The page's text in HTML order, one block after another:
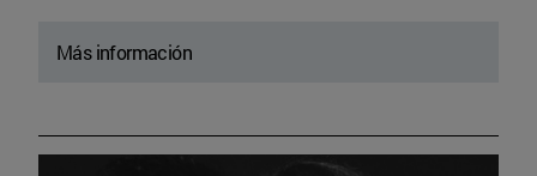
Más información